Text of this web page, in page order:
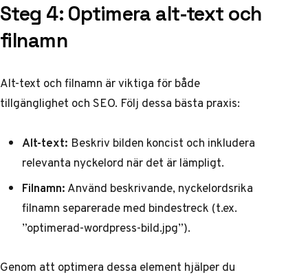
Steg 4: Optimera alt-text och
filnamn
Alt-text och filnamn är viktiga för både
tillgänglighet och SEO. Följ dessa bästa praxis:
Alt-text: Beskriv bilden koncist och inkludera
relevanta nyckelord när det är lämpligt.
Filnamn:Använd beskrivande, nyckelordsrika
filnamn separerade med bindestreck (t.ex.
”optimerad-wordpress-bild.jpg”).
Genom att optimera dessa element hjälper du